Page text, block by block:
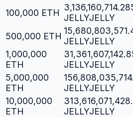
100,000 ETH JELLYJELLY
500,000 ETH JELLYJELLY
1,000,000
ETH
JELLYJELLY
5,000,000
ETH
JELLYJELLY
10,000,000
ETH
JELLYJELLY